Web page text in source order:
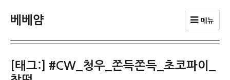
베베얌 메뉴
[태그:] #CW_청우_쫀득쫀득_초코파이_